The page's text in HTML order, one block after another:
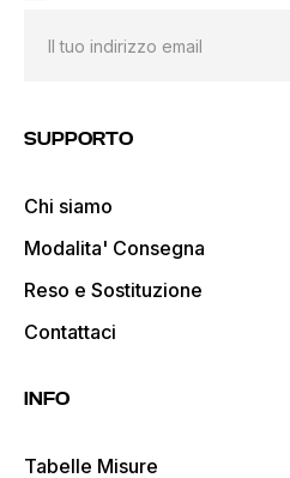
SUPPORTO
Chi siamo
Modalita' Consegna
Reso e Sostituzione
Contattaci
INFO
Tabelle Misure